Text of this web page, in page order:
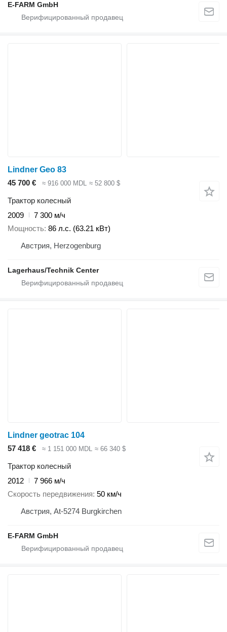
E-FARM GmbH
Lindner Geo 83
45 700 €
≈ 916 000 MDL ≈ 52 800 $
Трактор колесный
2009
7 300 м/ч
Мощность 86 л.с. (63.21 кВт)
Австрия, Herzogenburg
Lagerhaus/Technik Center
Lindner geotrac 104
57 418 €
≈ 1 151 000 MDL ≈ 66 340 $
Трактор колесный
2012
7 966 м/ч
Скорость передвижения 50 км/ч
Австрия, At-5274 Burgkirchen
E-FARM GmbH